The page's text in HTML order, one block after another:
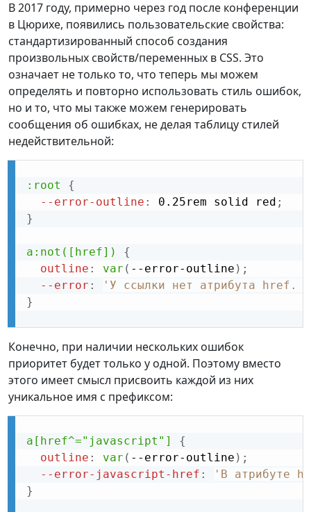
В 2017 году, примерно через год после конференции
в Цюрихе, появились пользовательские свойства:
стандартизированный способ создания
произвольных свойств/переменных в CSS. Это
означает не только то, что теперь мы можем
определять и повторно использовать стиль ошибок,
но и то, что мы также можем генерировать
сообщения об ошибках, не делая таблицу стилей
недействительной:
:root
{
--error-outline : 0.25rem solid red ;
}
a:not([href])
{
outline : var ( --error-outline ) ;
--error :
'У ссылки нет атрибута href.
}
Конечно, при наличии нескольких ошибок
приоритет будет только у одной. Поэтому вместо
этого имеет смысл присвоить каждой из них
уникальное имя с префиксом:
a[href^="javascript"]
{
outline : var ( --error-outline ) ;
--error-javascript-href :
'В атрибуте
}